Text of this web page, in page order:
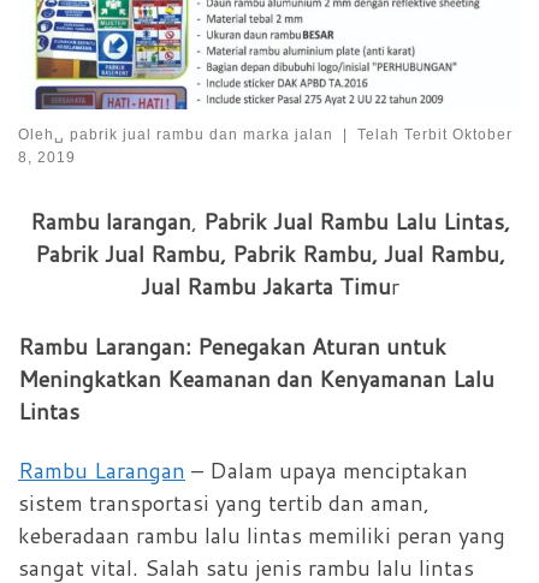
Oleh␣ pabrik jual rambu dan marka jalan Telah Terbit Oktober
8, 2019
Rambu larangan, Pabrik Jual Rambu Lalu Lintas,
Pabrik Jual Rambu, Pabrik Rambu, Jual Rambu,
Jual Rambu Jakarta Timur
Rambu Larangan: Penegakan Aturan untuk
Meningkatkan Keamanan dan Kenyamanan Lalu
Lintas
Rambu Larangan – Dalam upaya menciptakan
sistem transportasi yang tertib dan aman,
keberadaan rambu lalu lintas memiliki peran yang
sangat vital. Salah satu jenis rambu lalu lintas